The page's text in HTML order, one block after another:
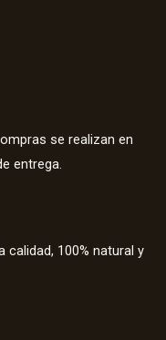
se realizan en
entrega.
calidad, 100% natural y